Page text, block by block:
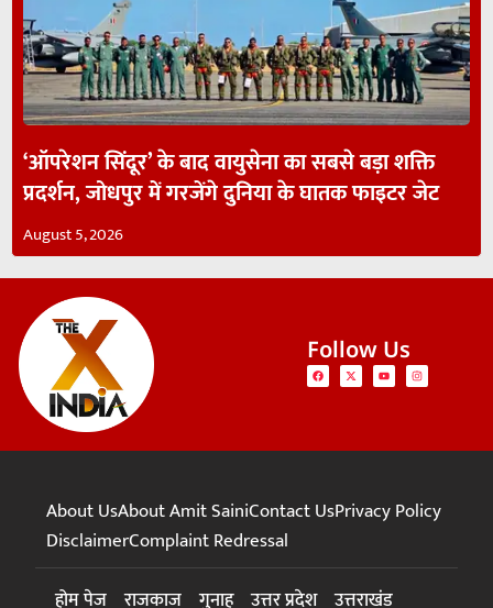
‘ऑपरेशन सिंदूर’ के बाद वायुसेना का सबसे बड़ा शक्ति
प्रदर्शन, जोधपुर में गरजेंगे दुनिया के घातक फाइटर जेट
August 5, 2026
Follow Us
About UsAbout Amit SainiContact UsPrivacy Policy
DisclaimerComplaint Redressal
होम पेज राजकाज गुनाह उत्तर प्रदेश उत्तराखंड